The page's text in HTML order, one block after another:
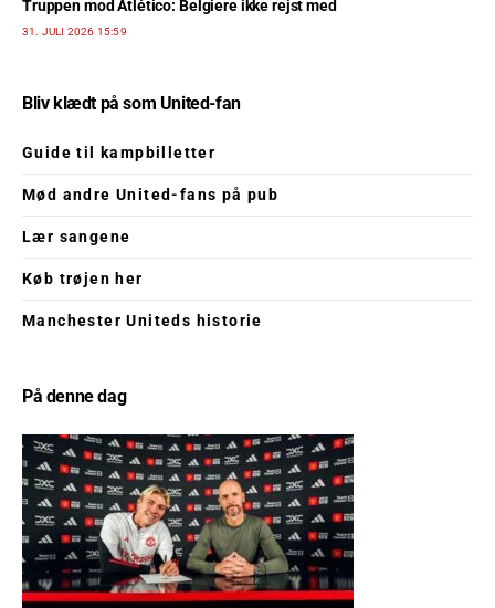
Truppen mod Atlético: Belgiere ikke rejst med
31. JULI 2026 15:59
Bliv klædt på som United-fan
Guide til kampbilletter
Mød andre United-fans på pub
Lær sangene
Køb trøjen her
Manchester Uniteds historie
På denne dag